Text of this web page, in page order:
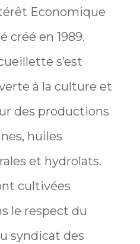
Economique
créé en 1989.
s’est
à la culture et
des productions
huiles
et hydrolats.
cultivées
le respect du
syndicat des